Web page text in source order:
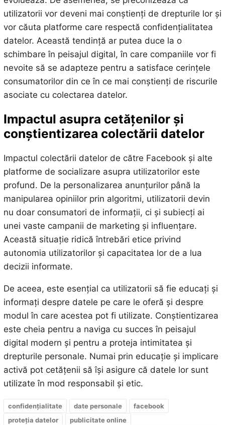
utilizatorii vor deveni mai conștienți de drepturile lor și
vor căuta platforme care respectă confidențialitatea
datelor. Această tendință ar putea duce la o
schimbare în peisajul digital, în care companiile vor fi
nevoite să se adapteze pentru a satisface cerințele
consumatorilor din ce în ce mai conștienți de riscurile
asociate cu colectarea datelor.
Impactul asupra cetățenilor și
conștientizarea colectării datelor
Impactul colectării datelor de către Facebook și alte
platforme de socializare asupra utilizatorilor este
profund. De la personalizarea anunțurilor până la
manipularea opiniilor prin algoritmi, utilizatorii devin
nu doar consumatori de informații, ci și subiecți ai
unei vaste campanii de marketing și influențare.
Această situație ridică întrebări etice privind
autonomia utilizatorilor și capacitatea lor de a lua
decizii informate.
De aceea, este esențial ca utilizatorii să fie educați și
informați despre datele pe care le oferă și despre
modul în care acestea pot fi utilizate. Conștientizarea
este cheia pentru a naviga cu succes în peisajul
digital modern și pentru a proteja intimitatea și
drepturile personale. Numai prin educație și implicare
activă pot cetățenii să își asigure că datele lor sunt
utilizate în mod responsabil și etic.
confidențialitate date personale
facebook
proteția datelor
publicitate online